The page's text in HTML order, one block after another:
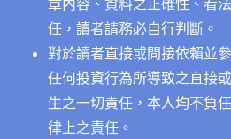
章內容、資料之正確性、看
任，讀者請務必自行判斷。
對於讀者直接或間接依賴並
任何投資行為所導致之直接
生之一切責任，本人均不負
律上之責任。